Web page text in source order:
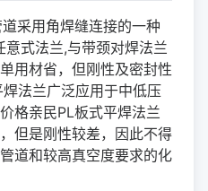
采用角焊缝连接的一种
意式法兰,与带颈对焊法兰
用材省，但刚性及密封性
法兰广泛应用于中低压
格亲民PL板式平焊法兰
但是刚性较差，因此不得
道和较高真空度要求的化